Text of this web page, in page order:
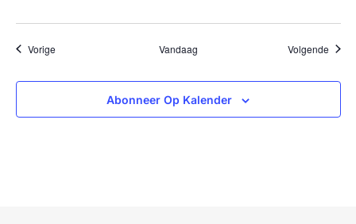
VorigeEvenementen Vandaag Volgende
Abonneer Op Kalender